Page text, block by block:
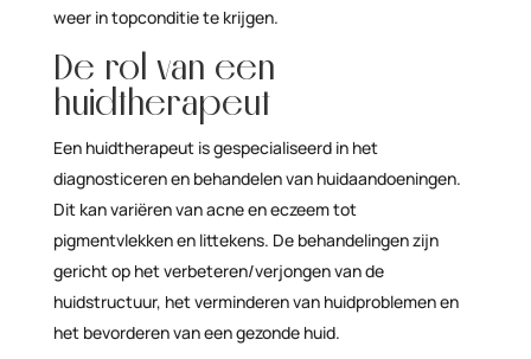
weer in topconditie te krijgen.
De rol van een
huidtherapeut
Een huidtherapeut is gespecialiseerd in het
diagnosticeren en behandelen van huidaandoeningen.
Dit kan variëren van acne en eczeem tot
pigmentvlekken en littekens. De behandelingen zijn
gericht op het verbeteren/verjongen van de
huidstructuur, het verminderen van huidproblemen en
het bevorderen van een gezonde huid.